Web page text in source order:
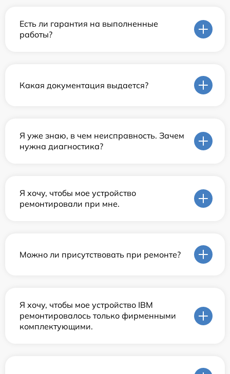
Есть ли гарантия на выполненные
работы?
Какая документация выдается?
Я уже знаю, в чем неисправность. Зачем
нужна диагностика?
Я хочу, чтобы мое устройство
ремонтировали при мне.
Можно ли присутствовать при ремонте?
Я хочу, чтобы мое устройство IBM
ремонтировалось только фирменными
комплектующими.